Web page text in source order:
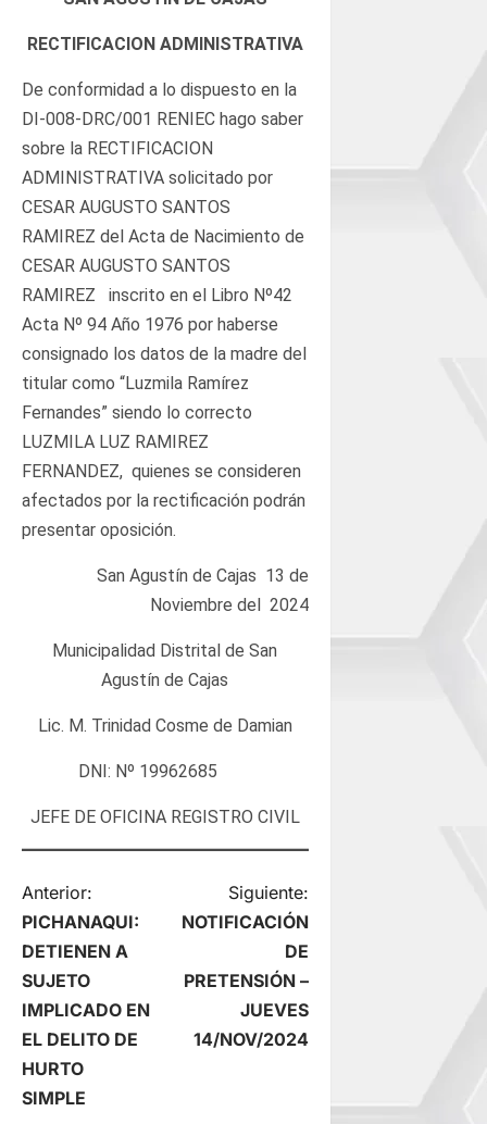
RECTIFICACION ADMINISTRATIVA
De conformidad a lo dispuesto en la
DI-008-DRC/001 RENIEC hago saber
sobre la RECTIFICACION
ADMINISTRATIVA solicitado por
CESAR AUGUSTO SANTOS
RAMIREZ del Acta de Nacimiento de
CESAR AUGUSTO SANTOS
RAMIREZ inscrito en el Libro Nº42
Acta Nº 94 Año 1976 por haberse
consignado los datos de la madre del
titular como “Luzmila Ramírez
Fernandes” siendo lo correcto
LUZMILA LUZ RAMIREZ
FERNANDEZ, quienes se consideren
afectados por la rectificación podrán
presentar oposición.
San Agustín de Cajas 13 de
Noviembre del 2024
Municipalidad Distrital de San
Agustín de Cajas
Lic. M. Trinidad Cosme de Damian
DNI: Nº 19962685
JEFE DE OFICINA REGISTRO CIVIL
N
a
v
e
g
Anterior:
PICHANAQUI:
DETIENEN A
SUJETO
IMPLICADO EN
EL DELITO DE
HURTO
SIMPLE
Siguiente:
NOTIFICACIÓN
DE
PRETENSIÓN –
JUEVES
14/NOV/2024